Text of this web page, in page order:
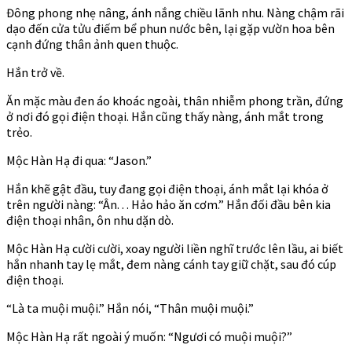
Đông phong nhẹ nâng, ánh nắng chiều lãnh nhu. Nàng chậm rãi
dạo đến cửa tửu điếm bể phun nước bên, lại gặp vườn hoa bên
cạnh đứng thân ảnh quen thuộc.
Hắn trở về.
Ăn mặc màu đen áo khoác ngoài, thân nhiễm phong trần, đứng
ở nơi đó gọi điện thoại. Hắn cũng thấy nàng, ánh mắt trong
trẻo.
Mộc Hàn Hạ đi qua: “Jason.”
Hắn khẽ gật đầu, tuy đang gọi điện thoại, ánh mắt lại khóa ở
trên người nàng: “Ân. . . Hảo hảo ăn cơm.” Hắn đối đầu bên kia
điện thoại nhân, ôn nhu dặn dò.
Mộc Hàn Hạ cười cười, xoay người liền nghĩ trước lên lầu, ai biết
hắn nhanh tay lẹ mắt, đem nàng cánh tay giữ chặt, sau đó cúp
điện thoại.
“Là ta muội muội.” Hắn nói, “Thân muội muội.”
Mộc Hàn Hạ rất ngoài ý muốn: “Ngươi có muội muội?”